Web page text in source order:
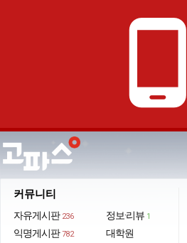
phone_android
커뮤니티
자유게시판 236
익명게시판 782
정보·리뷰 1
대학원